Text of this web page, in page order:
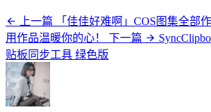
上一篇
「佳佳好难啊」COS图集全部
用作品温暖你的心！
下一篇
贴板同步工具 绿色版